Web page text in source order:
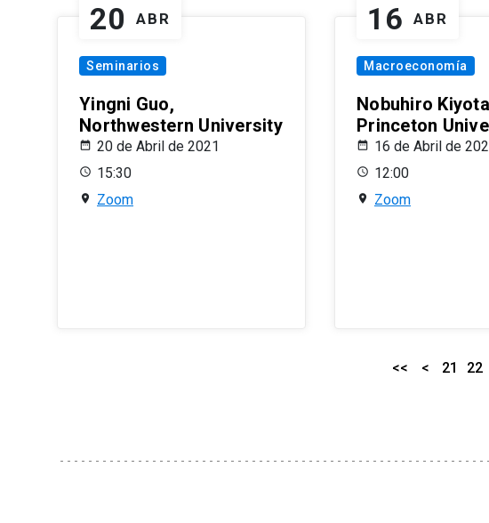
20 ABR
Seminarios
Yingni Guo,
Northwestern University
20 de Abril de 2021
15:30
Zoom
16 ABR
Macroeconomía
Nobuhiro
Princeton
16 de Abril de
12:00
Zoom
<< < 21 22